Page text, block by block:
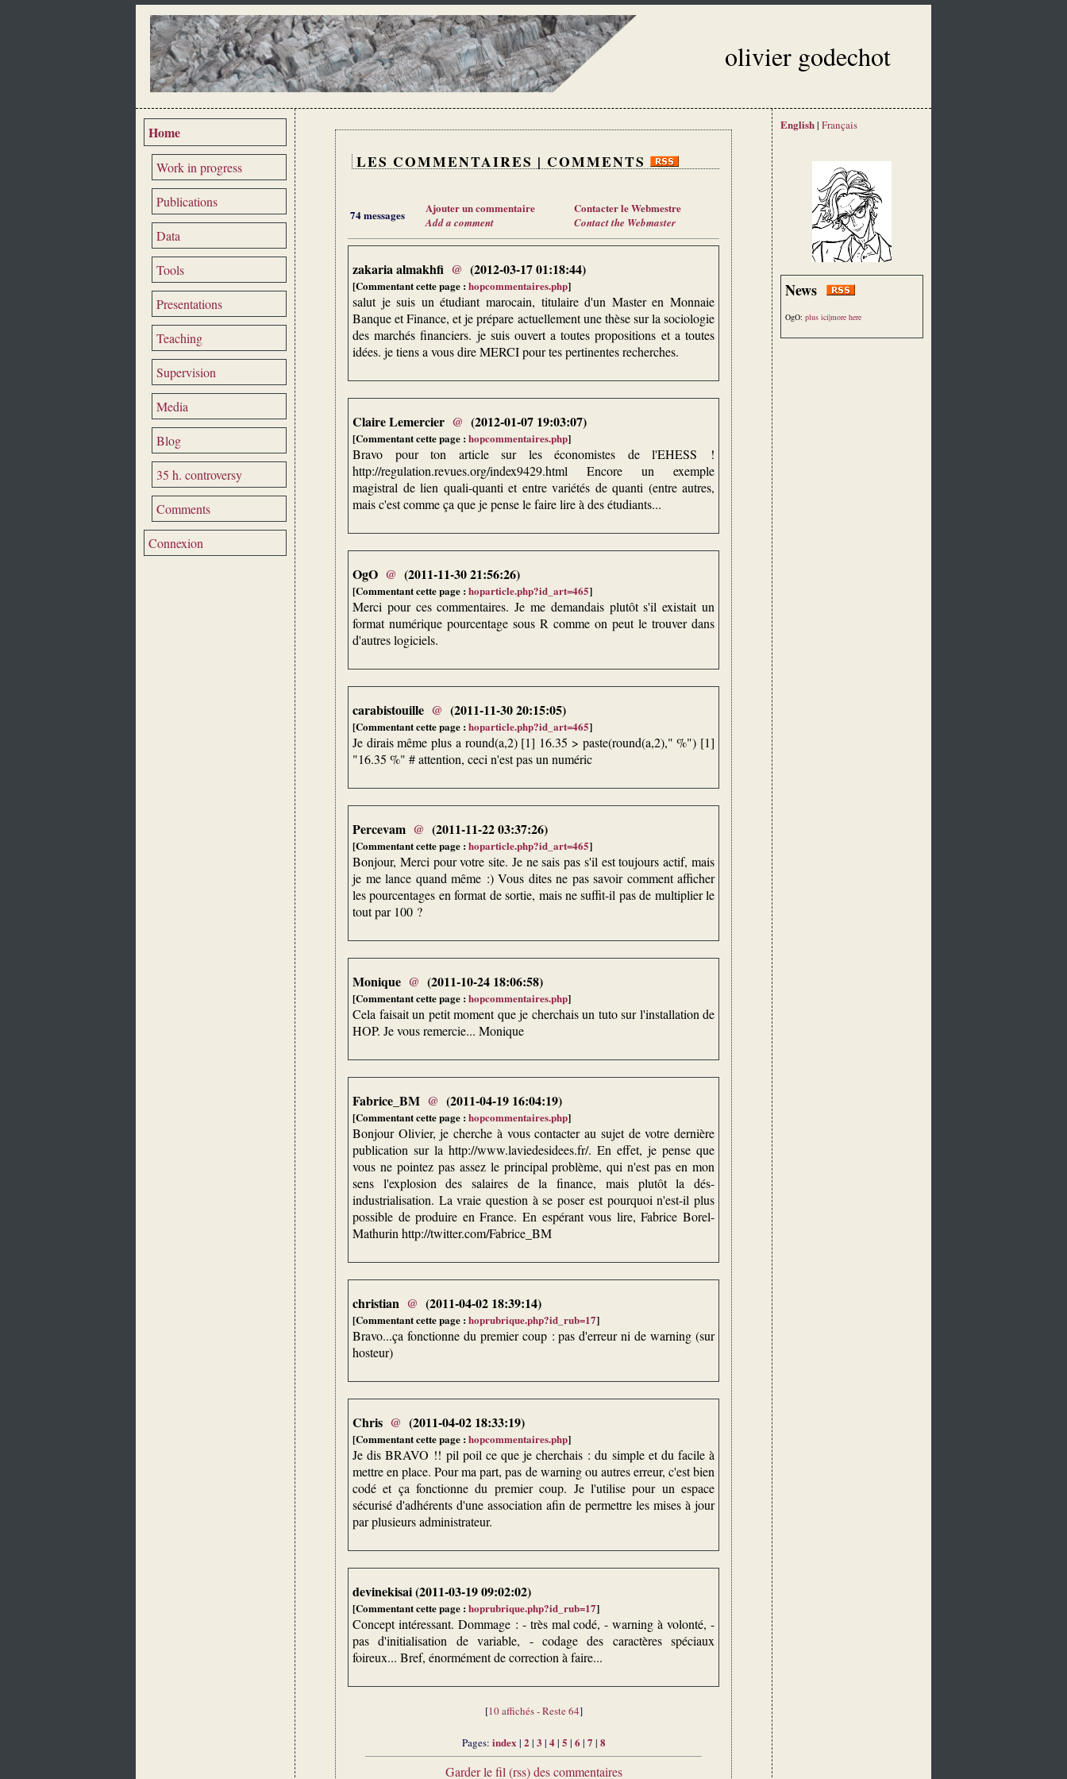
olivier godechot
Home
Work in progress
Publications
Data
Tools
Presentations
Teaching
Supervision
Media
Blog
35 h. controversy
Comments
Connexion
LES COMMENTAIRES | COMMENTS
74 messages Ajouter un commentaire
Add a comment
Contacter le Webmestre
Contact the Webmaster
zakaria almakhfi @ (2012-03-17 01:18:44)
[Commentant cette page :hopcommentaires.php]
salut je suis un étudiant marocain, titulaire d'un Master en Monnaie
Banque et Finance, et je prépare actuellement une thèse sur la sociologie
des marchés financiers. je suis ouvert a toutes propositions et a toutes
idées. je tiens a vous dire MERCI pour tes pertinentes recherches.
Claire Lemercier @ (2012-01-07 19:03:07)
[Commentant cette page :hopcommentaires.php]
Bravo pour ton article sur les économistes de l'EHESS !
http://regulation.revues.org/index9429.html Encore un exemple
magistral de lien quali-quanti et entre variétés de quanti (entre autres,
mais c'est comme ça que je pense le faire lire à des étudiants...
OgO @ (2011-11-30 21:56:26)
[Commentant cette page :hoparticle.php?id_art=465]
Merci pour ces commentaires. Je me demandais plutôt s'il existait un
format numérique pourcentage sous R comme on peut le trouver dans
d'autres logiciels.
carabistouille @ (2011-11-30 20:15:05)
[Commentant cette page :hoparticle.php?id_art=465]
Je dirais même plus a round(a,2) [1] 16.35 > paste(round(a,2)," %") [1]
"16.35 %" # attention, ceci n'est pas un numéric
Percevam @ (2011-11-22 03:37:26)
[Commentant cette page :hoparticle.php?id_art=465]
Bonjour, Merci pour votre site. Je ne sais pas s'il est toujours actif, mais
je me lance quand même :) Vous dites ne pas savoir comment afficher
les pourcentages en format de sortie, mais ne suffit-il pas de multiplier le
tout par 100 ?
Monique @ (2011-10-24 18:06:58)
[Commentant cette page :hopcommentaires.php]
Cela faisait un petit moment que je cherchais un tuto sur l'installation de
HOP. Je vous remercie... Monique
Fabrice_BM @ (2011-04-19 16:04:19)
[Commentant cette page :hopcommentaires.php]
Bonjour Olivier, je cherche à vous contacter au sujet de votre dernière
publication sur la http://www.laviedesidees.fr/. En effet, je pense que
vous ne pointez pas assez le principal problème, qui n'est pas en mon
sens l'explosion des salaires de la finance, mais plutôt la dés-
industrialisation. La vraie question à se poser est pourquoi n'est-il plus
possible de produire en France. En espérant vous lire, Fabrice Borel-
Mathurin http://twitter.com/Fabrice_BM
christian @ (2011-04-02 18:39:14)
[Commentant cette page :hoprubrique.php?id_rub=17]
Bravo...ça fonctionne du premier coup : pas d'erreur ni de warning (sur
hosteur)
Chris @ (2011-04-02 18:33:19)
[Commentant cette page :hopcommentaires.php]
Je dis BRAVO !! pil poil ce que je cherchais : du simple et du facile à
mettre en place. Pour ma part, pas de warning ou autres erreur, c'est bien
codé et ça fonctionne du premier coup. Je l'utilise pour un espace
sécurisé d'adhérents d'une association afin de permettre les mises à jour
par plusieurs administrateur.
devinekisai (2011-03-19 09:02:02)
[Commentant cette page :hoprubrique.php?id_rub=17]
Concept intéressant. Dommage : - très mal codé, - warning à volonté, -
pas d'initialisation de variable, - codage des caractères spéciaux
foireux... Bref, énormément de correction à faire...
[10 affichés - Reste 64]
Pages: index| 2 | 3 | 4| 5 | 6 | 7 | 8
Garder le fil (rss) des commentaires
English| Français
News
OgO: plus ici|more here